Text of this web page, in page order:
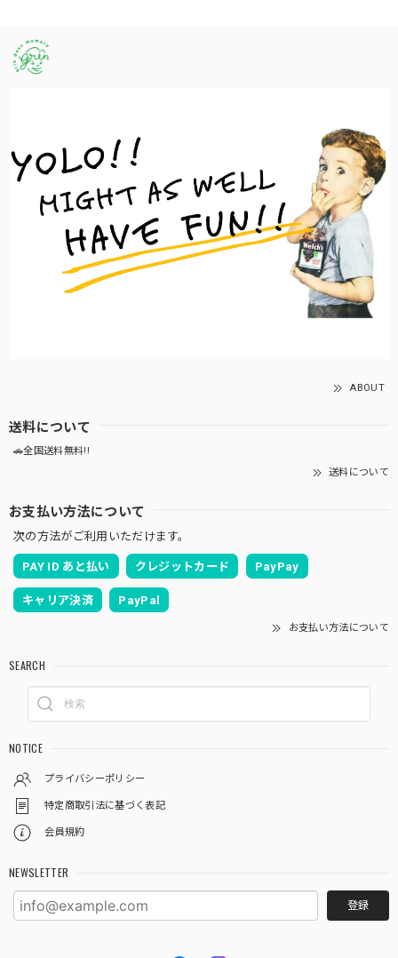
ABOUT
送料について
🚗全国送料無料!!
送料について
お支払い方法について
次の方法がご利用いただけます。
PAY ID あと払い クレジットカード PayPay
キャリア決済 PayPal
お支払い方法について
SEARCH
NOTICE
プライバシーポリシー
特定商取引法に基づく表記
会員規約
NEWSLETTER
登録